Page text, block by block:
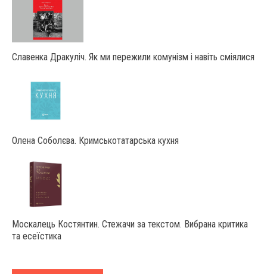
Славенка Дракуліч. Як ми пережили комунізм і навіть сміялися
Олена Соболєва. Кримськотатарська кухня
Москалець Костянтин. Стежачи за текстом. Вибрана критика
та есеїстика